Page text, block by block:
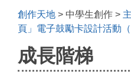
創作天地 > 中學生創作 >
頁」電子鼓勵卡設計活動（
成長階梯